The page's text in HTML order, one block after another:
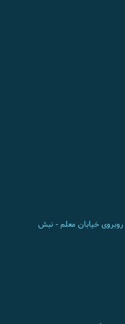
روبروی خیابان معلم - نبش